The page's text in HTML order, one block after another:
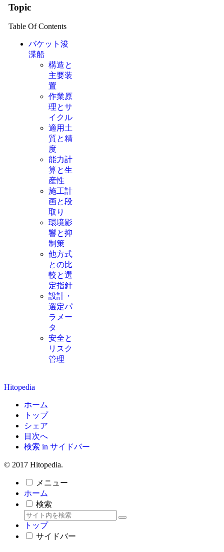
Topic
Table Of Contents
バケット浚
渫船
構造と
主要装
置
作業原
理とサ
イクル
適用土
質と精
度
能力計
算と生
産性
施工計
画と段
取り
環境影
響と抑
制策
他方式
との比
較と選
定指針
設計・
選定パ
ラメー
タ
安全と
リスク
管理
Hitopedia
ホーム
トップ
シェア
目次へ
検索 in サイドバー
© 2017 Hitopedia.
メニュー
ホーム
検索
トップ
サイドバー